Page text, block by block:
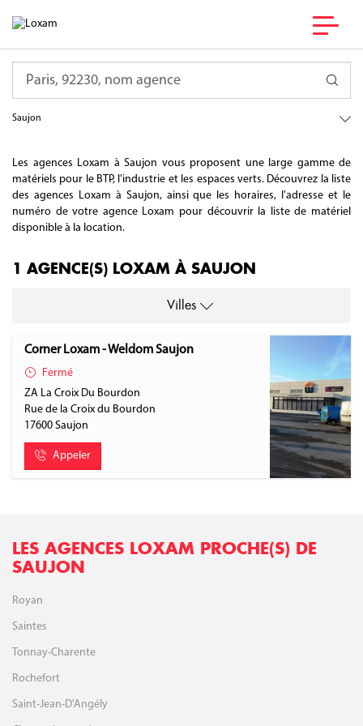
Saujon
Les agences Loxam à Saujon vous proposent une large gamme de
matériels pour le BTP, l'industrie et les espaces verts. Découvrez la liste
des agences Loxam à Saujon, ainsi que les horaires, l'adresse et le
numéro de votre agence Loxam pour découvrir la liste de matériel
disponible à la location.
1 AGENCE(S) LOXAM À SAUJON
Villes
Corner Loxam - Weldom Saujon
Fermé
ZA La Croix Du Bourdon
Rue de la Croix du Bourdon
17600 Saujon
Appeler
LES AGENCES LOXAM PROCHE(S) DE
SAUJON
Royan
Saintes
Tonnay-Charente
Rochefort
Saint-Jean-D'Angély